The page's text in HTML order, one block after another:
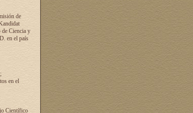
de
de Ciencia y
en el país
en el
Científico